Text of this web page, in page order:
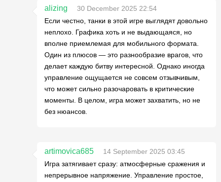
alizing
30 December 2025 22:54
Если честно, танки в этой игре выглядят довольно
неплохо. Графика хоть и не выдающаяся, но
вполне приемлемая для мобильного формата.
Один из плюсов — это разнообразие врагов, что
делает каждую битву интересной. Однако иногда
управление ощущается не совсем отзывчивым,
что может сильно разочаровать в критические
моменты. В целом, игра может захватить, но не
без нюансов.
artimovica685
14 September 2025 03:45
Игра затягивает сразу: атмосферные сражения и
непрерывное напряжение. Управление простое,